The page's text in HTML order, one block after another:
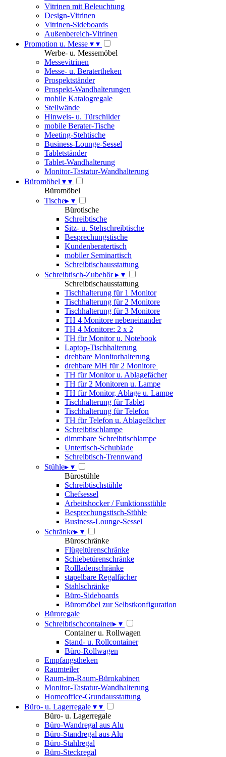
Vitrinen mit Beleuchtung
Design-Vitrinen
Vitrinen-Sideboards
Außenbereich-Vitrinen
Promotion u. Messe ▾ ▾
Werbe- u. Messemöbel
Messevitrinen
Messe- u. Beratertheken
Prospektständer
Prospekt-Wandhalterungen
mobile Katalogregale
Stellwände
Hinweis- u. Türschilder
mobile Berater-Tische
Meeting-Stehtische
Business-Lounge-Sessel
Tabletständer
Tablet-Wandhalterung
Monitor-Tastatur-Wandhalterung
Büromöbel ▾ ▾
Büromöbel
Tische▸ ▾
Bürotische
Schreibtische
Sitz- u. Stehschreibtische
Besprechungstische
Kundenberatertisch
mobiler Seminartisch
Schreibtischausstattung
Schreibtisch-Zubehör▸ ▾
Schreibtischausstattung
Tischhalterung für 1 Monitor
Tischhalterung für 2 Monitore
Tischhalterung für 3 Monitore
TH 4 Monitore nebeneinander
TH 4 Monitore: 2 x 2
TH für Monitor u. Notebook
Laptop-Tischhalterung
drehbare Monitorhalterung
drehbare MH für 2 Monitore
TH für Monitor u. Ablagefächer
TH für 2 Monitoren u. Lampe
TH für Monitor, Ablage u. Lampe
Tischhalterung für Tablet
Tischhalterung für Telefon
TH für Telefon u. Ablagefächer
Schreibtischlampe
dimmbare Schreibtischlampe
Untertisch-Schublade
Schreibtisch-Trennwand
Stühle▸ ▾
Bürostühle
Schreibtischstühle
Chefsessel
Arbeitshocker / Funktionsstühle
Besprechungstisch-Stühle
Business-Lounge-Sessel
Schränke▸ ▾
Büroschränke
Flügeltürenschränke
Schiebetürenschränke
Rollladenschränke
stapelbare Regalfächer
Stahlschränke
Büro-Sideboards
Büromöbel zur Selbstkonfiguration
Büroregale
Schreibtischcontainer▸ ▾
Container u. Rollwagen
Stand- u. Rollcontainer
Büro-Rollwagen
Empfangstheken
Raumteiler
Raum-im-Raum-Bürokabinen
Monitor-Tastatur-Wandhalterung
Homeoffice-Grundausstattung
Büro- u. Lagerregale ▾ ▾
Büro- u. Lagerregale
Büro-Wandregal aus Alu
Büro-Standregal aus Alu
Büro-Stahlregal
Büro-Steckregal